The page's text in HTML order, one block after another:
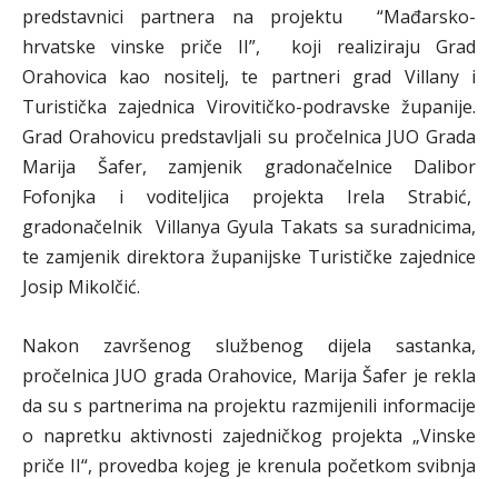
predstavnici partnera na projektu “Mađarsko-
hrvatske vinske priče II”, koji realiziraju Grad
Orahovica kao nositelj, te partneri grad Villany i
Turistička zajednica Virovitičko-podravske županije.
Grad Orahovicu predstavljali su pročelnica JUO Grada
Marija Šafer, zamjenik gradonačelnice Dalibor
Fofonjka i voditeljica projekta Irela Strabić,
gradonačelnik Villanya Gyula Takats sa suradnicima,
te zamjenik direktora županijske Turističke zajednice
Josip Mikolčić.
Nakon završenog službenog dijela sastanka,
pročelnica JUO grada Orahovice, Marija Šafer je rekla
da su s partnerima na projektu razmijenili informacije
o napretku aktivnosti zajedničkog projekta „Vinske
priče II“, provedba kojeg je krenula početkom svibnja